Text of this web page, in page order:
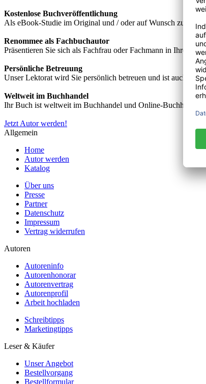
Kostenlose Buchveröffentlichung
Als eBook-Studie im Original und / oder auf Wunsch
Renommee als Fachbuchautor
Präsentieren Sie sich als Fachfrau oder Fachmann in Ihrem
Persönliche Betreuung
Unser Lektorat wird Sie persönlich betreuen und ist auch
Weltweit im Buchhandel
Ihr Buch ist weltweit im Buchhandel und Online-Buchhandel
Jetzt Autor werden!
Allgemein
Home
Autor werden
Katalog
Über uns
Presse
Partner
Datenschutz
Impressum
Vertrag widerrufen
Autoren
Autoreninfo
Autorenhonorar
Autorenvertrag
Autorenprofil
Arbeit hochladen
Schreibtipps
Marketingtipps
Leser & Käufer
Unser Angebot
Bestellvorgang
Bestellformular